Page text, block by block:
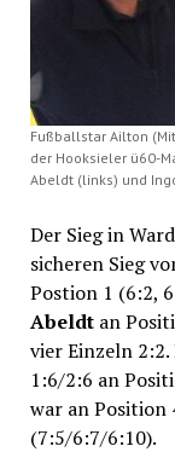
Fußballstar Ailton
der Hooksieler ü60-
Abeldt (links) und
Der Sieg in
sicheren Sieg
Postion 1 (6:2,
Abeldtan
vier Einzeln 2:2.
1:6/2:6 an
war an Position
(7:5/6:7/6:10).